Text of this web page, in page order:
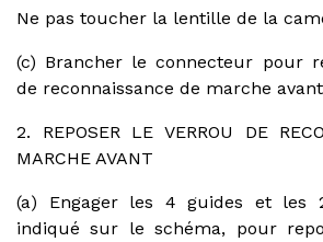
Ne pas toucher la lentille de la
(c) Brancher le connecteur pour
de reconnaissance de marche
2. REPOSER LE VERROU DE
MARCHE AVANT
(a) Engager les 4 guides et les
indiqué sur le schéma, pour